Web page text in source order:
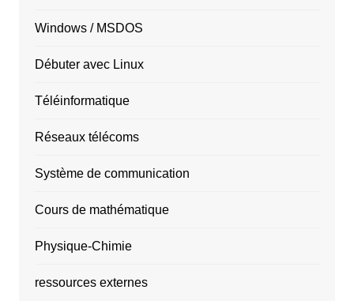
Windows / MSDOS
Débuter avec Linux
Téléinformatique
Réseaux télécoms
Système de communication
Cours de mathématique
Physique-Chimie
ressources externes